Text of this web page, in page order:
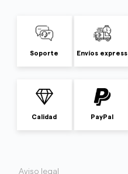
Soporte Envíos express
Calidad PayPal
Aviso legal